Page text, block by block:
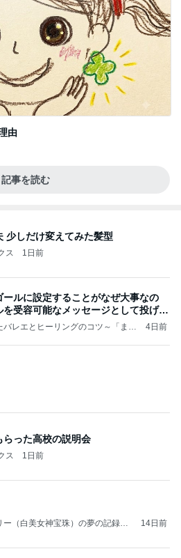
由
記事を読む
少しだけ変えてみた髪型
ス 1日前
ールに設定することがなぜ大事なの
を受容可能なメッセージとして投げる
バレエとヒーリングのコツ～「まと
4日前
（白美女神宝珠）の夢の記録
男 長男は衣装探し
ス 1日前